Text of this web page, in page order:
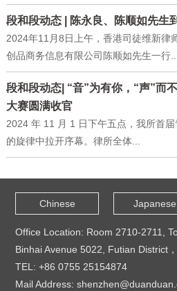
段和段动态 | 陈永良、陈顺如先生
2024年11月8日上午，香港司徒维新律
创品商务信息有限公司陈顺如先生一行...
段和段动态| “音”为有你，“声”
大赛圆满收官
2024 年 11 月 1 日下午五点，我所首届
的旋律中拉开序幕。律所全体...
Chinese Japanese
Office Location: Room 2710-2711,
Binhai Avenue 5022, Futian District
TEL: +86 0755 25154874
Mail Address: